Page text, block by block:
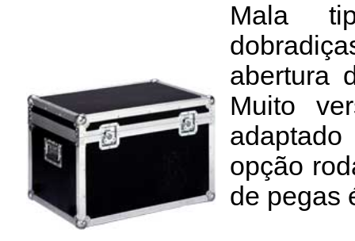
Mala
abertura
Muito
opção
de pegas